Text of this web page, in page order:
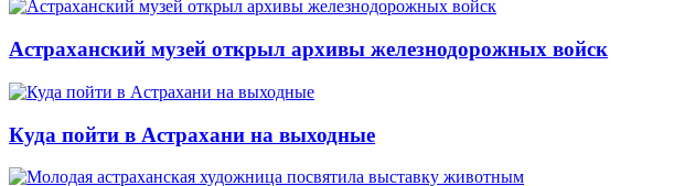
Астраханский музей открыл архивы железнодорожных войск
Куда пойти в Астрахани на выходные